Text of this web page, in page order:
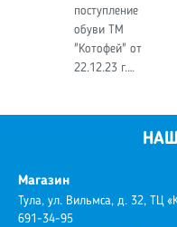
поступление
обуви ТМ
"Котофей" от
22.12.23 г.…
Магазин
Тула, ул. Вильмса, д. 32, ТЦ
691-34-95